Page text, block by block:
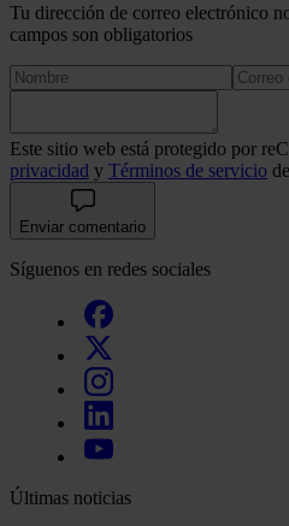
Tu dirección de correo electrónico
campos son obligatorios
Este sitio web está protegido por
privacidad y Términos de servicio
Enviar comentario
Síguenos en redes sociales
Últimas noticias